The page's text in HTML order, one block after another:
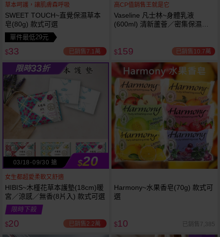
草本呵護，讓肌膚森呼吸
SWEET TOUCH~直覺保濕草本
皂(80g) 款式可選
單件最低29元
$33 已銷售7.1萬
高CP值銷售王就是它
Vaseline 凡士林~身體乳液
(600ml) 清新蘆薈／密集保濕鎖
可選
$159 已銷售10.7萬
限時33折
03/18-09/30 搶 $20
女生都超愛柔軟又舒適
HIBIS~木槿花草本護墊(18cm)暖
宮／涼感／無香(8片入) 款式可選
限時下殺
$20 已銷售2.2萬
Harmony~水果香皂(70g) 款式可
選
$10 已銷售7,385